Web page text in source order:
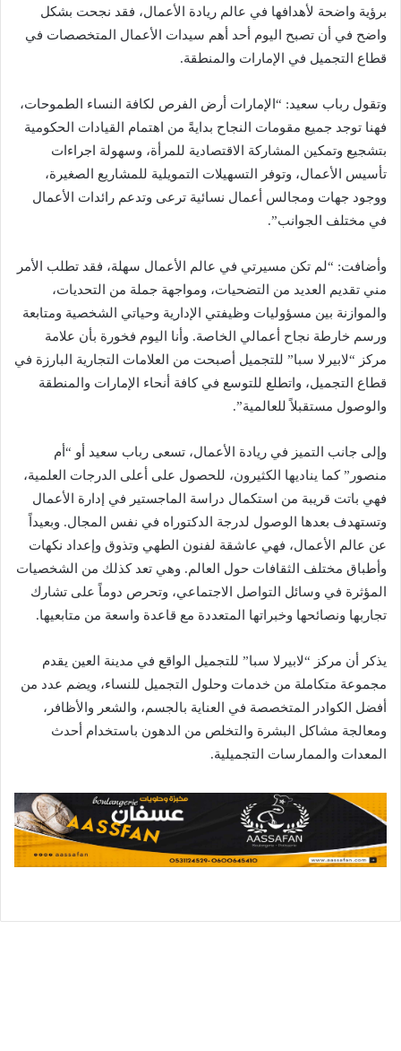
برؤية واضحة لأهدافها في عالم ريادة الأعمال، فقد نجحت بشكل
واضح في أن تصبح اليوم أحد أهم سيدات الأعمال المتخصصات في
قطاع التجميل في الإمارات والمنطقة.
وتقول رباب سعيد: “الإمارات أرض الفرص لكافة النساء الطموحات،
فهنا توجد جميع مقومات النجاح بدايةً من اهتمام القيادات الحكومية
بتشجيع وتمكين المشاركة الاقتصادية للمرأة، وسهولة اجراءات
تأسيس الأعمال، وتوفر التسهيلات التمويلية للمشاريع الصغيرة،
ووجود جهات ومجالس أعمال نسائية ترعى وتدعم رائدات الأعمال
في مختلف الجوانب”.
وأضافت: “لم تكن مسيرتي في عالم الأعمال سهلة، فقد تطلب الأمر
مني تقديم العديد من التضحيات، ومواجهة جملة من التحديات،
والموازنة بين مسؤوليات وظيفتي الإدارية وحياتي الشخصية ومتابعة
ورسم خارطة نجاح أعمالي الخاصة. وأنا اليوم فخورة بأن علامة
مركز “لابيرلا سبا” للتجميل أصبحت من العلامات التجارية البارزة في
قطاع التجميل، واتطلع للتوسع في كافة أنحاء الإمارات والمنطقة
والوصول مستقبلاً للعالمية”.
وإلى جانب التميز في ريادة الأعمال، تسعى رباب سعيد أو “أم
منصور” كما يناديها الكثيرون، للحصول على أعلى الدرجات العلمية،
فهي باتت قريبة من استكمال دراسة الماجستير في إدارة الأعمال
وتستهدف بعدها الوصول لدرجة الدكتوراه في نفس المجال. وبعيداً
عن عالم الأعمال، فهي عاشقة لفنون الطهي وتذوق وإعداد نكهات
وأطباق مختلف الثقافات حول العالم. وهي تعد كذلك من الشخصيات
المؤثرة في وسائل التواصل الاجتماعي، وتحرص دوماً على تشارك
تجاربها ونصائحها وخبراتها المتعددة مع قاعدة واسعة من متابعيها.
يذكر أن مركز “لابيرلا سبا” للتجميل الواقع في مدينة العين يقدم
مجموعة متكاملة من خدمات وحلول التجميل للنساء، ويضم عدد من
أفضل الكوادر المتخصصة في العناية بالجسم، والشعر والأظافر،
ومعالجة مشاكل البشرة والتخلص من الدهون باستخدام أحدث
المعدات والممارسات التجميلية.